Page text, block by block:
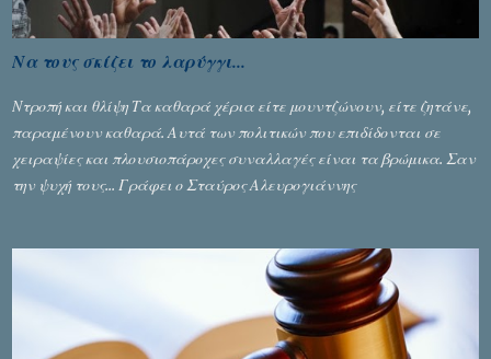
Να τους σκίζει το λαρύγγι...
Ντροπή και θλίψη Τα καθαρά χέρια είτε μουντζώνουν, είτε ζητάνε,
παραμένουν καθαρά. Αυτά των πολιτικών που επιδίδονται σε
χειραψίες και πλουσιοπάροχες συναλλαγές είναι τα βρώμικα. Σαν
την ψυχή τους... Γράφει ο Σταύρος Αλευρογιάννης